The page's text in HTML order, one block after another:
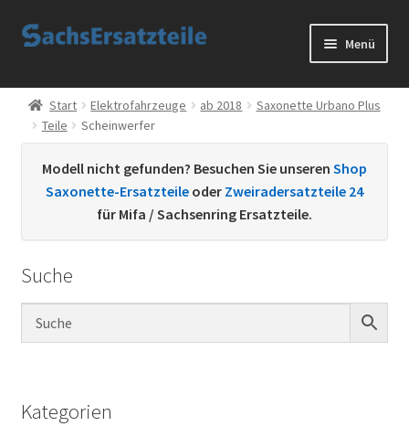
Zur
Zum
Menü
Start
AGB
Datenschutzerklärung
Kontakt
Sachs Ersatzteile
Über uns
Start Elektrofahrzeuge ab 2018
Saxonette Urbano Plus
Teile
Scheinwerfer
Modell nicht gefunden? Besuchen Sie unseren Shop
Saxonette-Ersatzteile oder Zweiradersatzteile 24
für Mifa / Sachsenring Ersatzteile.
Suche
Kategorien